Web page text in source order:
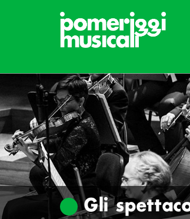
Gli